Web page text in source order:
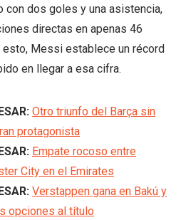
con dos goles y una asistencia,
directas en apenas 46
esto, Messi establece un récord
en llegar a esa cifra.
Otro triunfo del Barça sin
protagonista
Empate rocoso entre
City en el Emirates
Verstappen gana en Bakú y
opciones al título